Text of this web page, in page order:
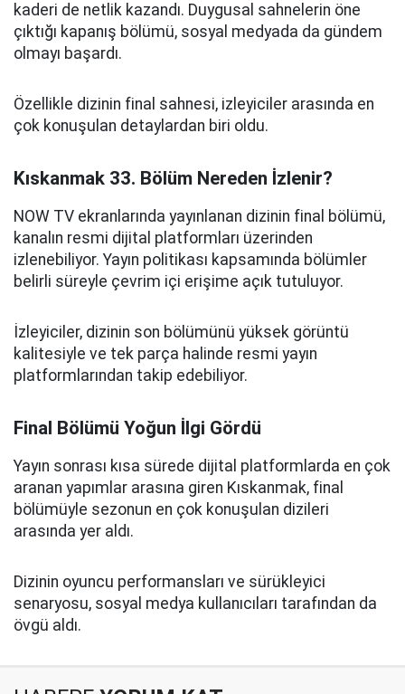
kaderi de netlik kazandı. Duygusal sahnelerin öne
çıktığı kapanış bölümü, sosyal medyada da gündem
olmayı başardı.
Özellikle dizinin final sahnesi, izleyiciler arasında en
çok konuşulan detaylardan biri oldu.
Kıskanmak 33. Bölüm Nereden İzlenir?
NOW TV ekranlarında yayınlanan dizinin final bölümü,
kanalın resmi dijital platformları üzerinden
izlenebiliyor. Yayın politikası kapsamında bölümler
belirli süreyle çevrim içi erişime açık tutuluyor.
İzleyiciler, dizinin son bölümünü yüksek görüntü
kalitesiyle ve tek parça halinde resmi yayın
platformlarından takip edebiliyor.
Final Bölümü Yoğun İlgi Gördü
Yayın sonrası kısa sürede dijital platformlarda en çok
aranan yapımlar arasına giren Kıskanmak, final
bölümüyle sezonun en çok konuşulan dizileri
arasında yer aldı.
Dizinin oyuncu performansları ve sürükleyici
senaryosu, sosyal medya kullanıcıları tarafından da
övgü aldı.